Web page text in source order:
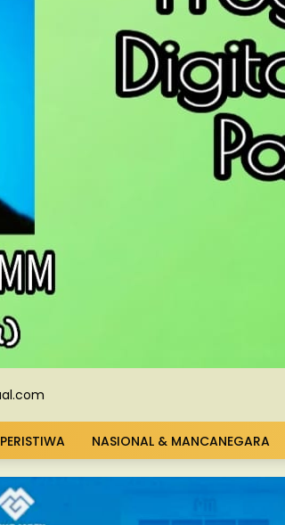
PERISTIWA NASIONAL & MANCANEGARA